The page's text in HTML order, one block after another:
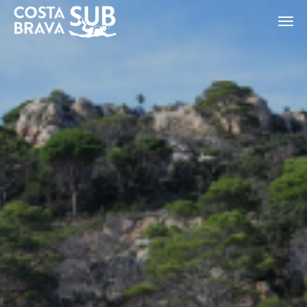
ES CA EN FR
Modificar cookies